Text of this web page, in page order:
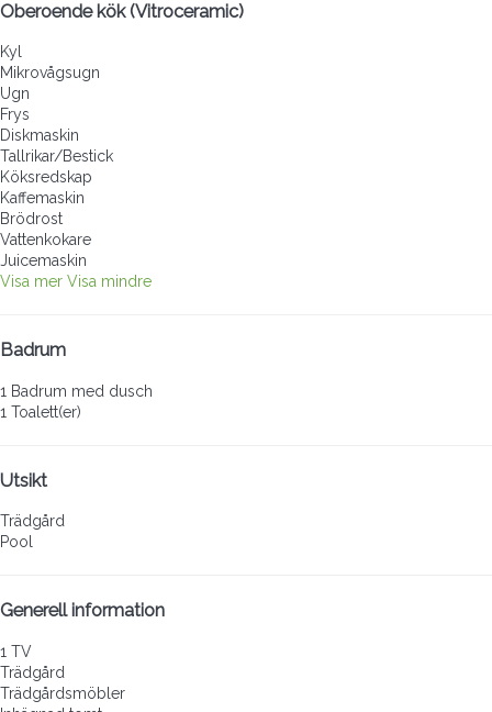
Oberoende kök (Vitroceramic)
Kyl
Mikrovågsugn
Ugn
Frys
Diskmaskin
Tallrikar/Bestick
Köksredskap
Kaffemaskin
Brödrost
Vattenkokare
Juicemaskin
Visa mer Visa mindre
Badrum
1 Badrum med dusch
1 Toalett(er)
Utsikt
Trädgård
Pool
Generell information
1 TV
Trädgård
Trädgårdsmöbler